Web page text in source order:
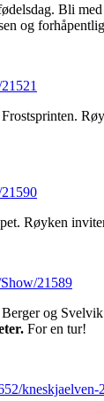
Bli
og
Røyken
21589
og
For en tur!
kneskjaelven-